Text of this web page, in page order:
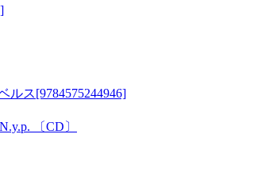
ス[9784575244946]
〔CD〕